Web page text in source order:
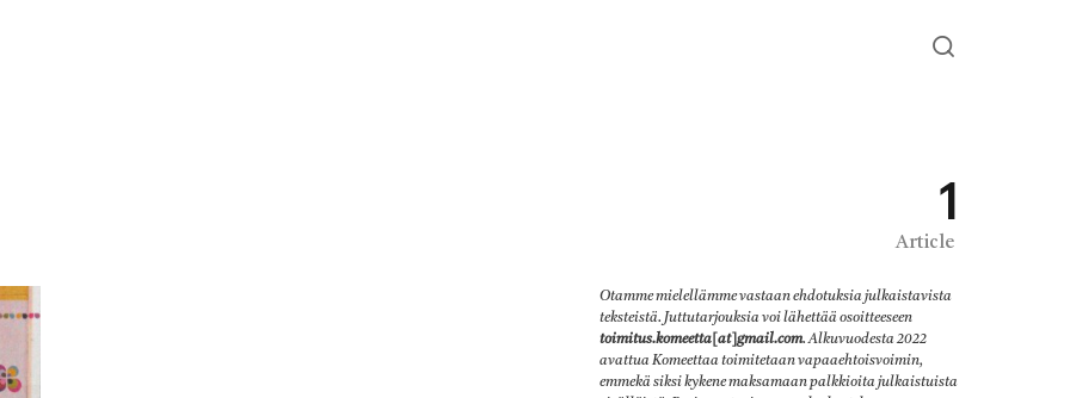
1
Article
Otamme mielellämme vastaan ehdotuksia julkaistavista
teksteistä. Juttutarjouksia voi lähettää osoitteeseen
toimitus.komeetta[at]gmail.com. Alkuvuodesta 2022
avattua Komeettaa toimitetaan vapaaehtoisvoimin,
emmekä siksi kykene maksamaan palkkioita julkaistuista